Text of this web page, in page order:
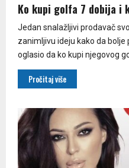
Ko kupi golfa 7 dobija i
Jedan snalažljivi prodavač
zanimljivu ideju kako da
oglasio da ko kupi njegovog
Pročitaj više